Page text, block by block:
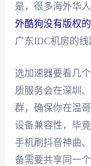
是，很多海外华
外酷狗没有版权
广东IDC机房的线
选加速器要看几
质服务会在深圳
群，确保你在温
设备兼容性，毕
手机刷抖音神曲
备需要共享同一个